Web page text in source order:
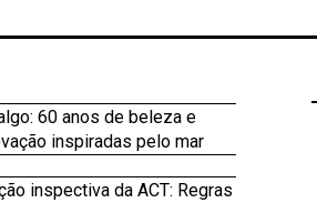
60 anos de beleza e
inspiradas pelo mar
inspectiva da ACT: Regras